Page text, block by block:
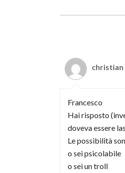
christian
Francesco
Hai risposto
doveva essere
Le possibilità
o sei psicolabile
o sei un troll